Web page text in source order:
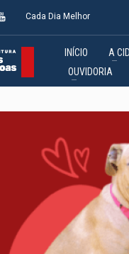
Cada Dia Melhor
INÍCIO A
OUVIDORIA